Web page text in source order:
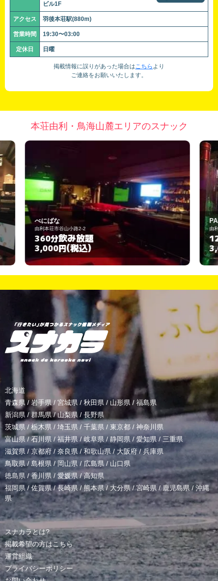
ビル1F
アクセス 羽後本荘駅(880m)
営業時間 19:30〜03:00
定休日 日曜
掲載情報に誤りがあった場合はこちら より
ご連絡をお願いいたします。
本荘由利・鳥海山麓エリアのスナック
PADDL Cargo
由利本荘市岩渕下35-1
120分飲み放題
3,000円(税込)
北海道
青森県 / 岩手県/ 宮城県 / 秋田県 / 山形県/ 福島県
新潟県 /群馬県/山梨県 / 長野県
茨城県 / 栃木県 / 埼玉県 / 千葉県 / 東京都 / 神奈川県
富山県 /石川県/福井県/岐阜県 / 静岡県 / 愛知県 / 三重県
滋賀県 / 京都府 / 奈良県 / 和歌山県/ 大阪府 /兵庫県
鳥取県/ 島根県 /岡山県/ 広島県 / 山口県
徳島県 /香川県 / 愛媛県/高知県
福岡県/佐賀県/長崎県 /熊本県/ 大分県/宮崎県 /鹿児島県 / 沖縄
県
スナカラとは?
掲載希望の方はこちら
運営組織
プライバシーポリシー